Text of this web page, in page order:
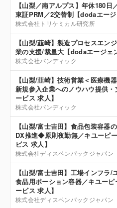
【山梨／南アルプス】年休180
東証PRM／2交替制【dodaエージ
株式会社トリケミカル研究所
【山梨/韮崎】製造プロセスエン
業の支援/裁量大【dodaエージェ
株式会社バンディック
【山梨/韮崎】技術営業＜医療機
新規参入企業へのノウハウ提供
ービス 求人】
株式会社バンディック
【山梨/富士吉田】食品包装容器
DX推進◆原則夜勤無／キユーピ
ビス 求人】
株式会社ディスペンパックジャパン
【山梨/富士吉田】工場インフ
食品用ポーション容器／キユー
ービス 求人】
株式会社ディスペンパックジャパン